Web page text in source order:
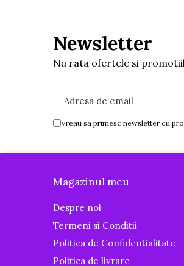
Termometre pentru baie
Cutii pentru suzete si depozitare
Aspiratoare nazale si filtre
Olite si reductoare WC
Pentru Mamici
Ingrijire cosmetica mamici
Newsletter
Nu rata ofertele si
Vreau sa primesc newsletter cu
Magazinul meu
Despre noi
Termeni si Conditii
Politica de Confidentialitate
Politica de livrare